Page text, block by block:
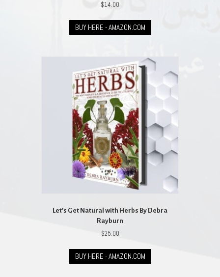
$14.00
BUY HERE - AMAZON.COM
Let’s Get Natural with Herbs By Debra
Rayburn
$25.00
BUY HERE - AMAZON.COM